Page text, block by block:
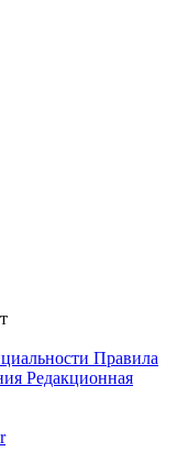
Правила
Редакционная